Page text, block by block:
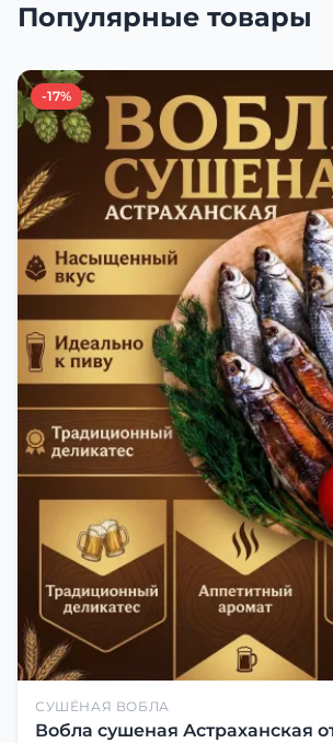
Популярные товары
-17%
СУШЁНАЯ ВОБЛА
Вобла сушеная Астраханская